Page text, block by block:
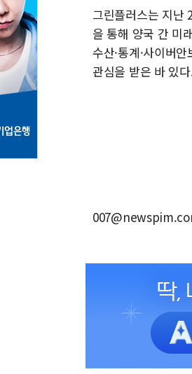
그린플러스는 지난
을 통해 양국 간 미
수산·통계·사이버
관심을 받은 바 있